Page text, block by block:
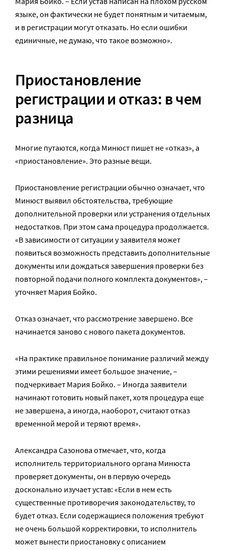
языке, он фактически не будет понятным и читаемым,
и в регистрации могут отказать. Но если ошибки
единичные, не думаю, что такое возможно».
Приостановление
регистрации и отказ: в чем
разница
Многие путаются, когда Минюст пишет не «отказ», а
«приостановление». Это разные вещи.
Приостановление регистрации обычно означает, что
Минюст выявил обстоятельства, требующие
дополнительной проверки или устранения отдельных
недостатков. При этом сама процедура продолжается.
«В зависимости от ситуации у заявителя может
появиться возможность представить дополнительные
документы или дождаться завершения проверки без
повторной подачи полного комплекта документов», –
уточняет Мария Бойко.
Отказ означает, что рассмотрение завершено. Все
начинается заново с нового пакета документов.
«На практике правильное понимание различий между
этими решениями имеет большое значение, –
подчеркивает Мария Бойко. – Иногда заявители
начинают готовить новый пакет, хотя процедура еще
не завершена, а иногда, наоборот, считают отказ
временной мерой и теряют время».
Александра Сазонова отмечает, что, когда
исполнитель территориального органа Минюста
проверяет документы, он в первую очередь
досконально изучает устав: «Если в нем есть
существенные противоречия законодательству, то
будет отказ. Если содержащиеся положения требуют
не очень большой корректировки, то исполнитель
может вынести приостановку с описанием